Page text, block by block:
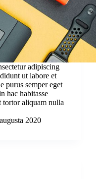
adipiscing
ut labore et
purus semper eget
hac habitasse
tortor aliquam nulla
2020